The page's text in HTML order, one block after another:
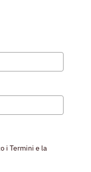
i Termini e la